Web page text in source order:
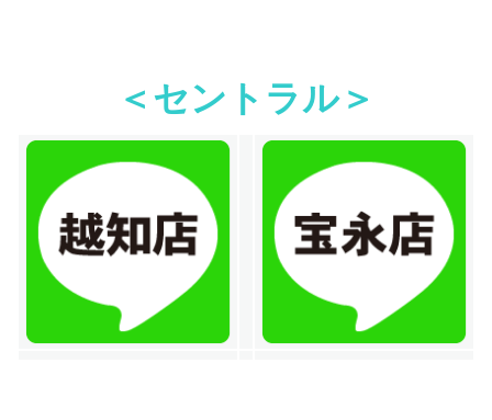
＜セントラル＞